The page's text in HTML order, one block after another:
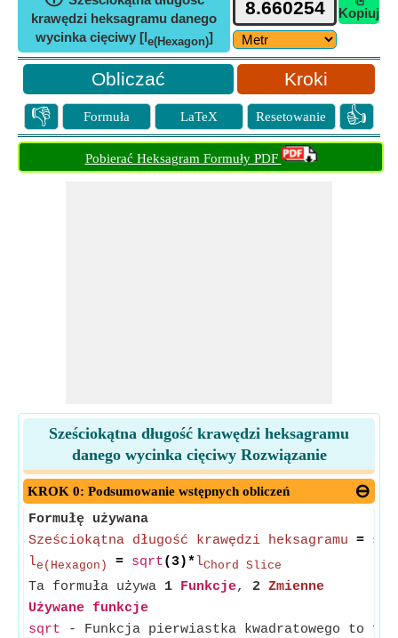
krawędzi heksagramu danego
wycinka cięciwy [le(Hexagon)]
Kopiuj
Kroki
👎 Formuła LaTeX Resetowanie 👍
Pobierać Heksagram Formuły PDF
Sześciokątna długość krawędzi heksagramu
danego wycinka cięciwy Rozwiązanie
KROK 0: Podsumowanie wstępnych obliczeń
Formułę używana
Sześciokątna długość krawędzi heksagramu =
le(Hexagon) = sqrt(3)*lChord Slice
Ta formuła używa 1 Funkcje, 2 Zmienne
Używane funkcje
sqrt - Funkcja pierwiastka kwadratowego to